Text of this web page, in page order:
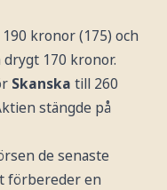
kronor (175) och
170 kronor.
Skanska till 260
stängde på
de senaste
förbereder en